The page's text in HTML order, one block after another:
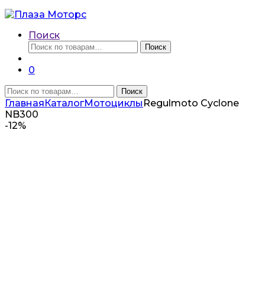
Поиск
Искать:
Поиск
0
Искать:
Поиск
ГлавнаяКаталогМотоциклы Regulmoto Cyclone
NB300
-12%